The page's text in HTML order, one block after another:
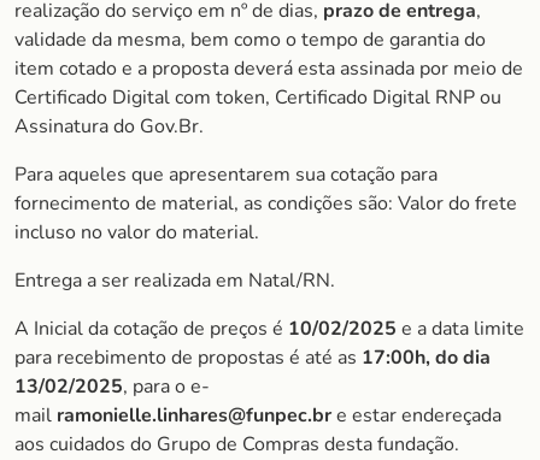
realização do serviço em nº de dias, prazo de entrega,
validade da mesma, bem como o tempo de garantia do
item cotado e a proposta deverá esta assinada por meio de
Certificado Digital com token, Certificado Digital RNP ou
Assinatura do Gov.Br.
Para aqueles que apresentarem sua cotação para
fornecimento de material, as condições são: Valor do frete
incluso no valor do material.
Entrega a ser realizada em Natal/RN.
A Inicial da cotação de preços é 10/02/2025 e a data limite
para recebimento de propostas é até as 17:00h, do dia
13/02/2025, para o e-
mail ramonielle.linhares@funpec.bre estar endereçada
aos cuidados do Grupo de Compras desta fundação.